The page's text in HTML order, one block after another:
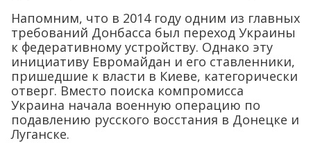
Напомним, что в 2014 году одним из главных
требований Донбасса был переход Украины
к федеративному устройству. Однако эту
инициативу Евромайдан и его ставленники,
пришедшие к власти в Киеве, категорически
отверг. Вместо поиска компромисса
Украина начала военную операцию по
подавлению русского восстания в Донецке и
Луганске.